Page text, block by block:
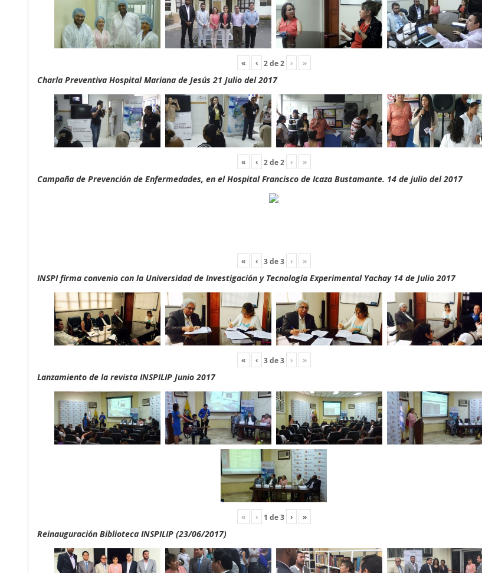
« ‹ 2de2 › »
Charla Preventiva Hospital Mariana de Jesús 21 Julio del 2017
« ‹ 2de2 › »
Campaña de Prevención de Enfermedades, en el Hospital Francisco de Icaza Bustamante. 14 de julio del 2017
« ‹ 3de3 › »
INSPI firma convenio con la Universidad de Investigación y Tecnología Experimental Yachay 14 de Julio 2017
« ‹ 3de3 › »
Lanzamiento de la revista INSPILIP Junio 2017
« ‹ 1 de3 › »
Reinauguración Biblioteca INSPILIP (23/06/2017)